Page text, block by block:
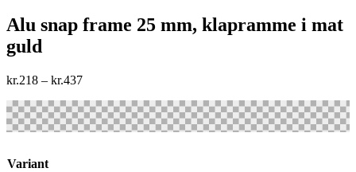
Alu snap frame 25 mm, klapramme i mat
guld
kr.218 – kr.437
Variant